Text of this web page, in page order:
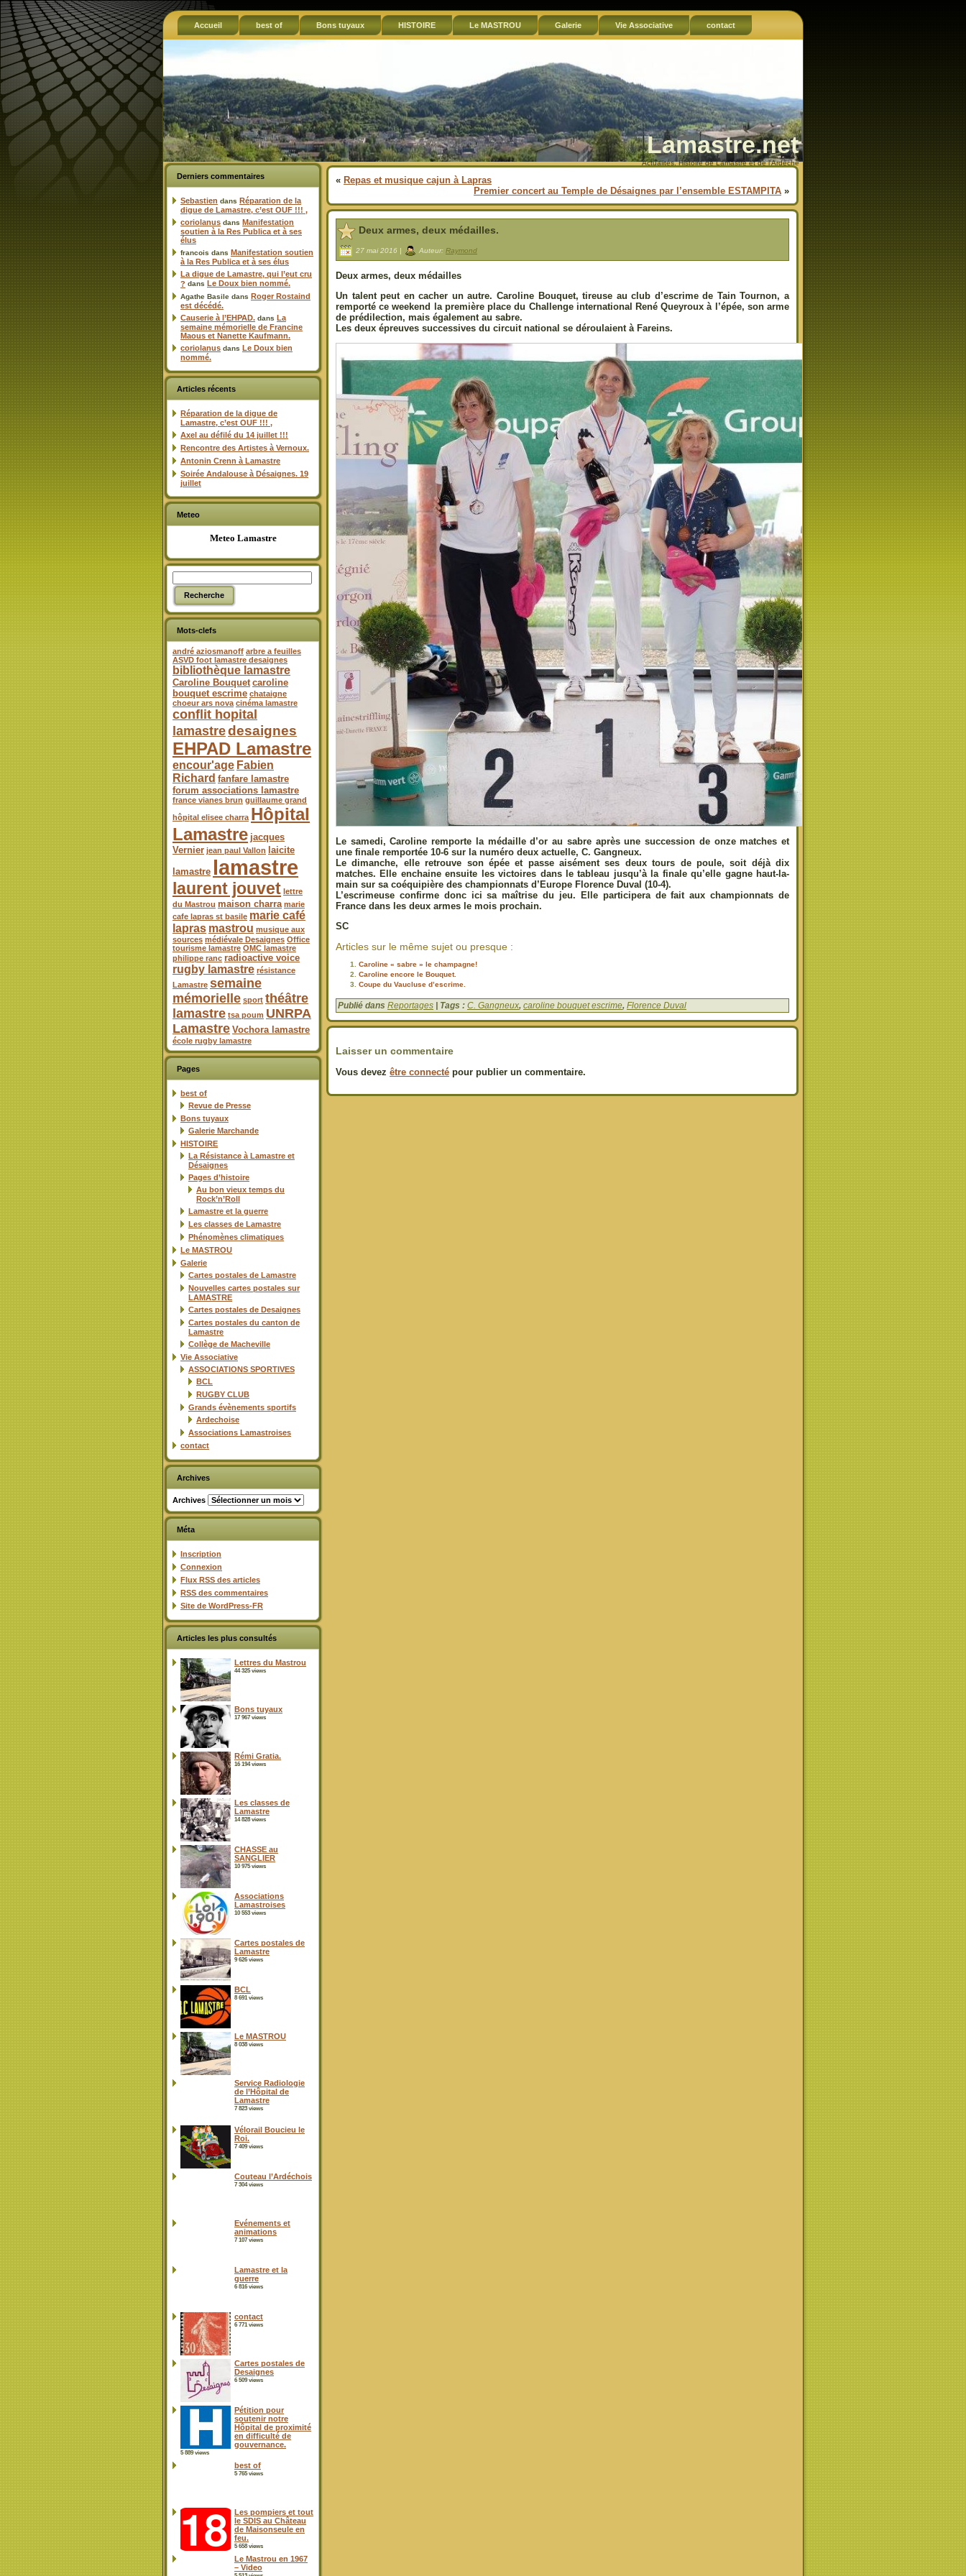
Accueil best of Bons tuyaux HISTOIRE Le MASTROU Galerie Vie Associative contact
Lamastre.net
Actualités, Histoire de Lamastre et de l'Ardèche
Derniers commentaires
Sebastien dans Réparation de la
digue de Lamastre, c’est OUF !!! ,
coriolanus dans Manifestation
soutien à la Res Publica et à ses
élus
francois dans Manifestation soutien
à la Res Publica et à ses élus
La digue de Lamastre, qui l’eut cru
? dans Le Doux bien nommé.
Agathe Basile dans Roger Rostaind
est décédé.
Causerie à l’EHPAD. dans La
semaine mémorielle de Francine
Maous et Nanette Kaufmann.
coriolanus dans Le Doux bien
nommé.
Articles récents
Réparation de la digue de
Lamastre, c’est OUF !!! ,
Axel au défilé du 14 juillet !!!
Rencontre des Artistes à Vernoux.
Antonin Crenn à Lamastre
Soirée Andalouse à Désaignes. 19
juillet
Meteo
Meteo Lamastre
Mots-clefs
andré aziosmanoff arbre a feuilles
ASVD foot lamastre desaignes
bibliothèque lamastre
Caroline Bouquet caroline
bouquet escrime chataigne
choeur ars nova cinéma lamastre
conflit hopital
lamastredesaignes
EHPAD Lamastre
encour'age Fabien
Richard fanfare lamastre
forum associations lamastre
france vianes brun guillaume grand
hôpital elisee charra Hôpital
Lamastre jacques
Vernier jean paul Vallon
laicite
lamastre lamastre
laurent jouvet lettre
du Mastrou maison charra marie
cafe lapras st basile marie café
lapras mastrou musique aux
sources médiévale Desaignes Office
tourisme lamastre OMC lamastre
philippe ranc radioactive voice
rugby lamastre résistance
Lamastre semaine
mémorielle sport théâtre
lamastre tsa poum UNRPA
Lamastre Vochora lamastre
école rugby lamastre
Pages
best of
Revue de Presse
Bons tuyaux
Galerie Marchande
HISTOIRE
La Résistance à Lamastre et
Désaignes
Pages d’histoire
Au bon vieux temps du
Rock’n’Roll
Lamastre et la guerre
Les classes de Lamastre
Phénomènes climatiques
Le MASTROU
Galerie
Cartes postales de Lamastre
Nouvelles cartes postales sur
LAMASTRE
Cartes postales de Desaignes
Cartes postales du canton de
Lamastre
Collège de Macheville
Vie Associative
ASSOCIATIONS SPORTIVES
BCL
RUGBY CLUB
Grands évènements sportifs
Ardechoise
Associations Lamastroises
contact
Archives
Archives
Méta
Inscription
Connexion
Flux RSS des articles
RSS des commentaires
Site de WordPress-FR
Articles les plus consultés
Lettres du Mastrou
44 325 views
Bons tuyaux
17 967 views
Rémi Gratia.
16 194 views
Les classes de
Lamastre
14 828 views
CHASSE au
SANGLIER
10 975 views
Associations
Lamastroises
10 553 views
Cartes postales de
Lamastre
9 626 views
BCL
8 691 views
Le MASTROU
8 038 views
Service Radiologie
de l’Hôpital de
Lamastre
7 823 views
Vélorail Boucieu le
Roi.
7 409 views
Couteau l’Ardéchois
7 304 views
Evénements et
animations
7 107 views
Lamastre et la
guerre
6 816 views
contact
6 771 views
Cartes postales de
Desaignes
6 509 views
Pétition pour
soutenir notre
Hôpital de proximité
en difficulté de
gouvernance.
5 889 views
best of
5 765 views
Les pompiers et tout
le SDIS au Château
de Maisonseule en
feu.
5 658 views
Le Mastrou en 1967
– Video
« Repas et musique cajun à Lapras
Premier concert au Temple de Désaignes par l’ensemble ESTAMPITA »
Deux armes, deux médailles.
27 mai 2016 | Auteur: Raymond
Deux armes, deux médailles
Un talent peut en cacher un autre. Caroline Bouquet, tireuse au club d’escrime de Tain Tournon, a
remporté ce weekend la première place du Challenge international René Queyroux à l’épée, son arme
de prédilection, mais également au sabre.
Les deux épreuves successives du circuit national se déroulaient à Fareins.
Le samedi, Caroline remporte la médaille d’or au sabre après une succession de onze matches et
une finale remportée 10-6 sur la numéro deux actuelle, C. Gangneux.
Le dimanche, elle retrouve son épée et passe aisément ses deux tours de poule, soit déjà dix
matches. Elle enchaine ensuite les victoires dans le tableau jusqu’à la finale qu’elle gagne haut-la-
main sur sa coéquipière des championnats d’Europe Florence Duval (10-4).
L’escrimeuse confirme donc ici sa maîtrise du jeu. Elle participera de fait aux championnats de
France dans les deux armes le mois prochain.
SC
Articles sur le même sujet ou presque :
Caroline « sabre » le champagne!
Caroline encore le Bouquet.
Coupe du Vaucluse d’escrime.
Publié dans Reportages | Tags : C. Gangneux, caroline bouquet escrime, Florence Duval
Laisser un commentaire
Vous devez être connecté pour publier un commentaire.